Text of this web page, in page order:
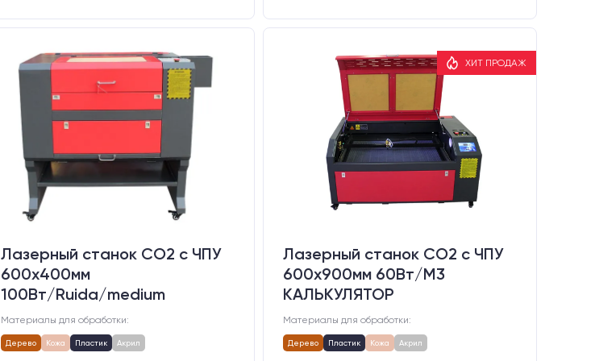
Лазерный станок CO2 c ЧПУ
600х400мм
100Вт/Ruida/medium
Материалы для обработки:
Дерево Кожа Пластик Акрил
ХИТ ПРОДАЖ
Лазерный станок CO2 c ЧПУ
600х900мм 60Вт/М3
КАЛЬКУЛЯТОР
Материалы для обработки:
Дерево Пластик Кожа Акрил